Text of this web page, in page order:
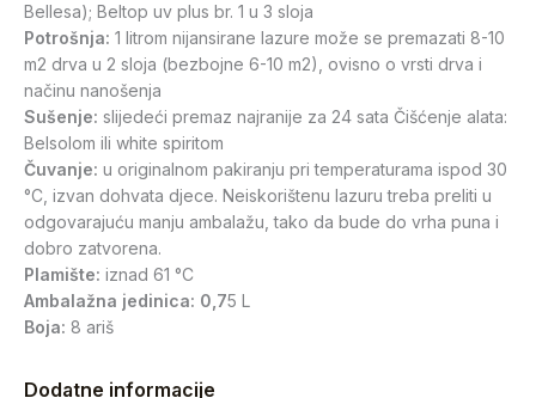
Bellesa); Beltop uv plus br. 1 u 3 sloja
Potrošnja: 1 litrom nijansirane lazure može se premazati 8-10
m2 drva u 2 sloja (bezbojne 6-10 m2), ovisno o vrsti drva i
načinu nanošenja
Sušenje: slijedeći premaz najranije za 24 sata Čišćenje alata:
Belsolom ili white spiritom
Čuvanje: u originalnom pakiranju pri temperaturama ispod 30
°C, izvan dohvata djece. Neiskorištenu lazuru treba preliti u
odgovarajuću manju ambalažu, tako da bude do vrha puna i
dobro zatvorena.
Plamište: iznad 61 °C
Ambalažna jedinica: 0,75 L
Boja: 8 ariš
Dodatne informacije